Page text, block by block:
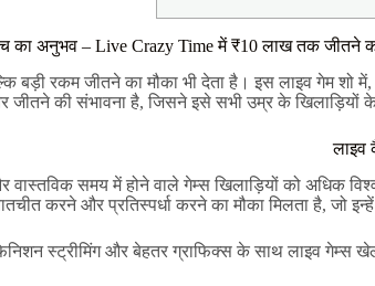
का अनुभव – Live Crazy Time में ₹10 लाख तक जीतने
बड़ी रकम जीतने का मौका भी देता है। इस लाइव गेम शो
की संभावना है, जिसने इसे सभी उम्र के खिलाड़ियों के
लाइव
समय में होने वाले गेम्स खिलाड़ियों को अधिक
करने और प्रतिस्पर्धा करने का मौका मिलता है, जो
स्ट्रीमिंग और बेहतर ग्राफिक्स के साथ लाइव गेम्स